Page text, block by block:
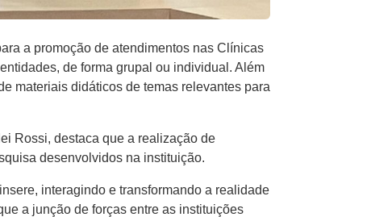
a promoção de atendimentos nas Clínicas
de forma grupal ou individual. Além
materiais didáticos de temas relevantes para
Rossi, destaca que a realização de
desenvolvidos na instituição.
interagindo e transformando a realidade
a junção de forças entre as instituições